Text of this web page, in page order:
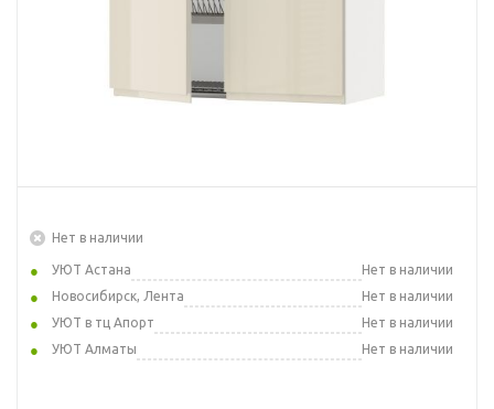
Нет в наличии
УЮТ Астана
Нет в наличии
Новосибирск, Лента
Нет в наличии
УЮТ в тц Апорт
Нет в наличии
УЮТ Алматы
Нет в наличии